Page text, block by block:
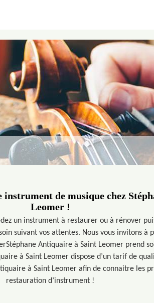
instrument de musique chez
Leomer !
un instrument à restaurer ou à rénover
suivant vos attentes. Nous vous invitons à
Antiquaire à Saint Leomer prend
à Saint Leomer dispose d’un tarif de
à Saint Leomer afin de connaitre les
restauration d’instrument !